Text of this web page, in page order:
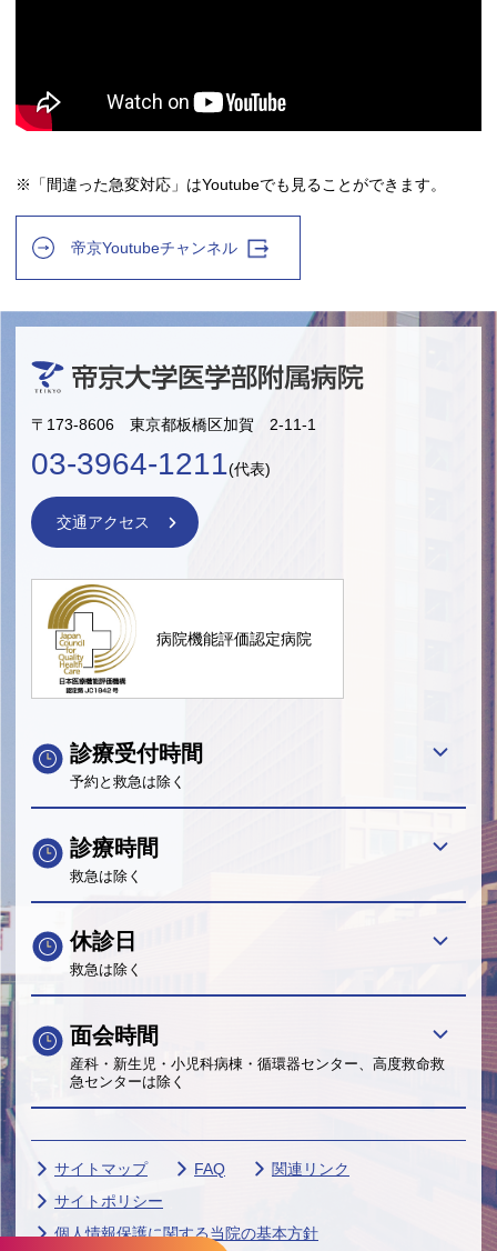
※「間違った急変対応」はYoutubeでも見ることができます。
帝京Youtubeチャンネル
〒173-8606 東京都板橋区加賀 2-11-1
03-3964-1211(代表)
交通アクセス
病院機能評価認定病院
診療受付時間
予約と救急は除く
診療時間
救急は除く
休診日
救急は除く
面会時間
産科・新生児・小児科病棟・循環器センター、高度救命救
急センターは除く
サイトマップ FAQ
関連リンク
サイトポリシー
個人情報保護に関する当院の基本方針